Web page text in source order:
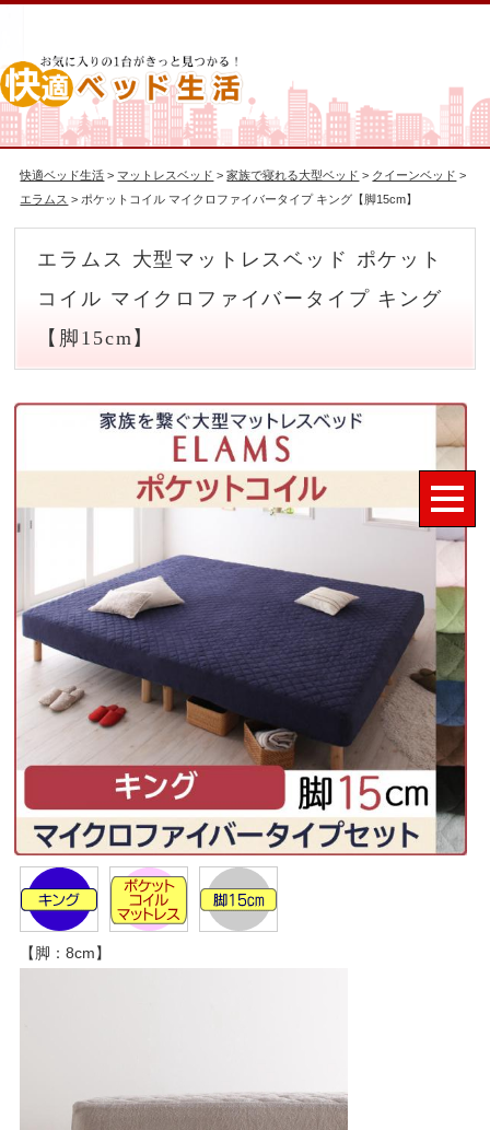
快適ベッド生活 > マットレスベッド >家族で寝れる大型ベッド > クイーンベッド >
エラムス > ポケットコイル マイクロファイバータイプ キング【脚15cm】
エラムス 大型マットレスベッド ポケット
コイル マイクロファイバータイプ キング
【脚15cm】
【脚：8cm】